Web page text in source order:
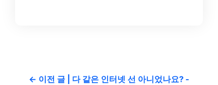
← 이전 글 | 다 같은 인터넷 선 아니었나요? -